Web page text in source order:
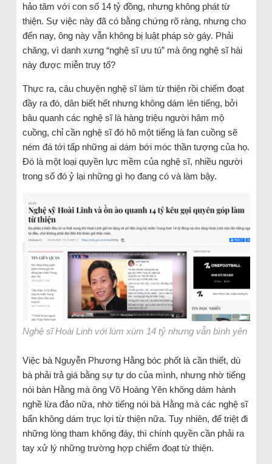
hảo tâm với con số 14 tỷ đồng, nhưng không phát từ
thiện. Sự việc này đã có bằng chứng rõ ràng, nhưng cho
đến nay, ông này vẫn không bị luật pháp sờ gáy. Phải
chăng, vì danh xưng “nghệ sĩ ưu tú” mà ông nghệ sĩ hài
này được miễn truy tố?
Thực ra, câu chuyện nghệ sĩ làm từ thiện rồi chiếm đoạt
đầy ra đó, dân biết hết nhưng không dám lên tiếng, bởi
bâu quanh các nghệ sĩ là hàng triệu người hâm mộ
cuồng, chỉ cần nghệ sĩ đó hô một tiếng là fan cuồng sẽ
ném đá tới tấp những ai dám bới móc thần tượng của họ.
Đó là một loại quyền lực mềm của nghệ sĩ, nhiều người
trong số đó ỷ lại những gì họ đang có và làm bậy.
Nghệ sĩ Hoài Linh với lùm xùm 14 tỷ nhưng vẫn bình yên
Việc bà Nguyễn Phương Hằng bóc phốt là cần thiết, dù
bà phải trả giá bằng sự tự do của mình, nhưng nhờ tiếng
nói bàn Hằng mà ông Võ Hoàng Yên không dám hành
nghề lừa đảo nữa, nhờ tiếng nói bà Hằng mà các nghệ sĩ
bẩn không dám trục lợi từ thiện nữa. Tuy nhiên, để triệt đi
những lòng tham không đáy, thì chính quyền cần phải ra
tay xử lý những trường hợp chiếm đoạt từ thiện.